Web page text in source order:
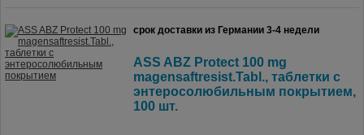
срок доставки из Германии 3-4 недели
ASS ABZ Protect 100 mg
magensaftresist.Tabl., таблетки с
энтеросолюбильным покрытием,
100 шт.